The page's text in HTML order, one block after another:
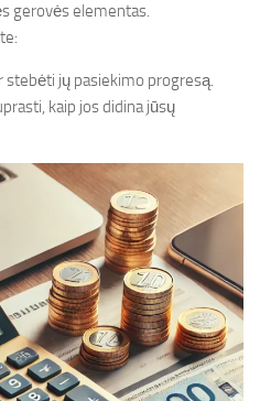
gerovės elementas.
jų pasiekimo progresą.
kaip jos didina jūsų